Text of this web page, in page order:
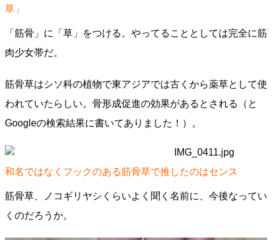
草」
「筋骨」に「草」をつける。やってることとしては完全に筋
肉少女帯だ。
筋骨草はシソ科の植物で東アジアでは古くから薬草として使
われていたらしい。骨形成促進の効果があるとされる（と
Googleの検索結果に書いてありました！）。
和名ではなくフックのある筋骨草で推したのはセンス
筋骨草、ノコギリヤシくらいよく聞く名前に、今後なってい
くのだろうか。